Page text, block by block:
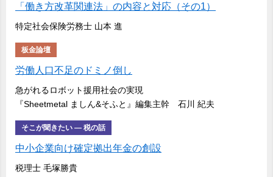
「働き方改革関連法」の内容と対応（その1）
特定社会保険労務士 山本 進
板金論壇
労働人口不足のドミノ倒し
急がれるロボット援用社会の実現
『Sheetmetal ましん&そふと』編集主幹 石川 紀夫
そこが聞きたい ― 税の話
中小企業向け確定拠出年金の創設
税理士 毛塚勝貴